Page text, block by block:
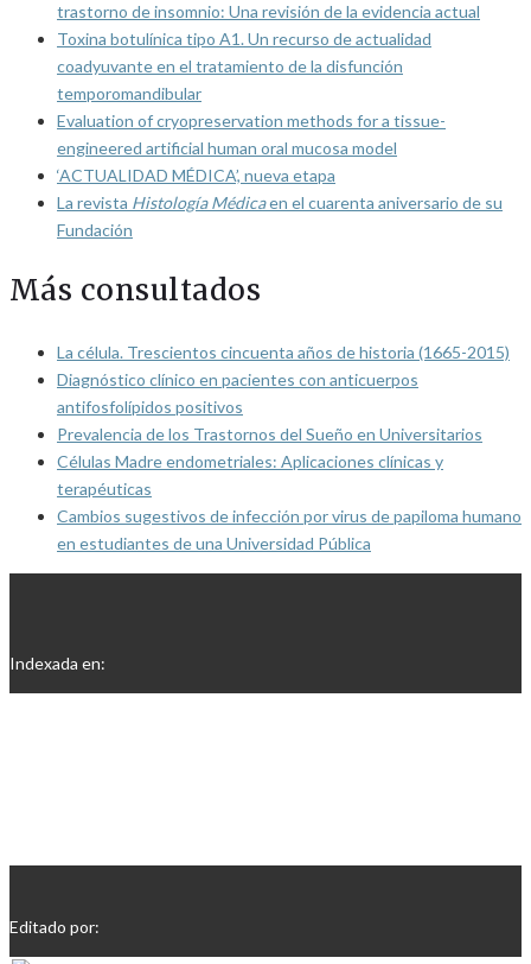
trastorno de insomnio: Una revisión de la evidencia actual
Toxina botulínica tipo A1. Un recurso de actualidad
coadyuvante en el tratamiento de la disfunción
temporomandibular
Evaluation of cryopreservation methods for a tissue-
engineered artificial human oral mucosa model
‘ACTUALIDAD MÉDICA’, nueva etapa
La revista Histología Médicaen el cuarenta aniversario de su
Fundación
Más consultados
La célula. Trescientos cincuenta años de historia (1665-2015)
Diagnóstico clínico en pacientes con anticuerpos
antifosfolípidos positivos
Prevalencia de los Trastornos del Sueño en Universitarios
Células Madre endometriales: Aplicaciones clínicas y
terapéuticas
Cambios sugestivos de infección por virus de papiloma humano
en estudiantes de una Universidad Pública
Indexada en:
Editado por: